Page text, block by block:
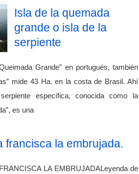
Isla de la quemada
grande o isla de la
serpiente
Grande” en portugués, también
mide 43 Ha. en la costa de Brasil. Ahí
específica, conocida como la
es una
francisca la embrujada.
LA EMBRUJADALeyenda de